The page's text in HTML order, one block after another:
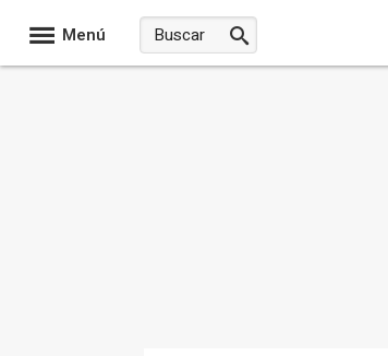
Menú